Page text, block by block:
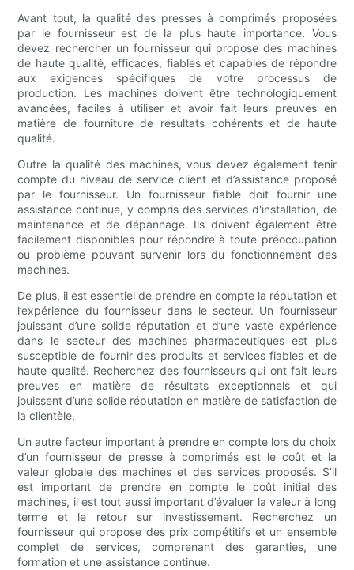
Avant tout, la qualité des presses à comprimés proposées
par le fournisseur est de la plus haute importance. Vous
devez rechercher un fournisseur qui propose des machines
de haute qualité, efficaces, fiables et capables de répondre
aux exigences spécifiques de votre processus de
production. Les machines doivent être technologiquement
avancées, faciles à utiliser et avoir fait leurs preuves en
matière de fourniture de résultats cohérents et de haute
qualité.
Outre la qualité des machines, vous devez également tenir
compte du niveau de service client et d’assistance proposé
par le fournisseur. Un fournisseur fiable doit fournir une
assistance continue, y compris des services d'installation, de
maintenance et de dépannage. Ils doivent également être
facilement disponibles pour répondre à toute préoccupation
ou problème pouvant survenir lors du fonctionnement des
machines.
De plus, il est essentiel de prendre en compte la réputation et
l’expérience du fournisseur dans le secteur. Un fournisseur
jouissant d’une solide réputation et d’une vaste expérience
dans le secteur des machines pharmaceutiques est plus
susceptible de fournir des produits et services fiables et de
haute qualité. Recherchez des fournisseurs qui ont fait leurs
preuves en matière de résultats exceptionnels et qui
jouissent d’une solide réputation en matière de satisfaction de
la clientèle.
Un autre facteur important à prendre en compte lors du choix
d’un fournisseur de presse à comprimés est le coût et la
valeur globale des machines et des services proposés. S’il
est important de prendre en compte le coût initial des
machines, il est tout aussi important d’évaluer la valeur à long
terme et le retour sur investissement. Recherchez un
fournisseur qui propose des prix compétitifs et un ensemble
complet de services, comprenant des garanties, une
formation et une assistance continue.